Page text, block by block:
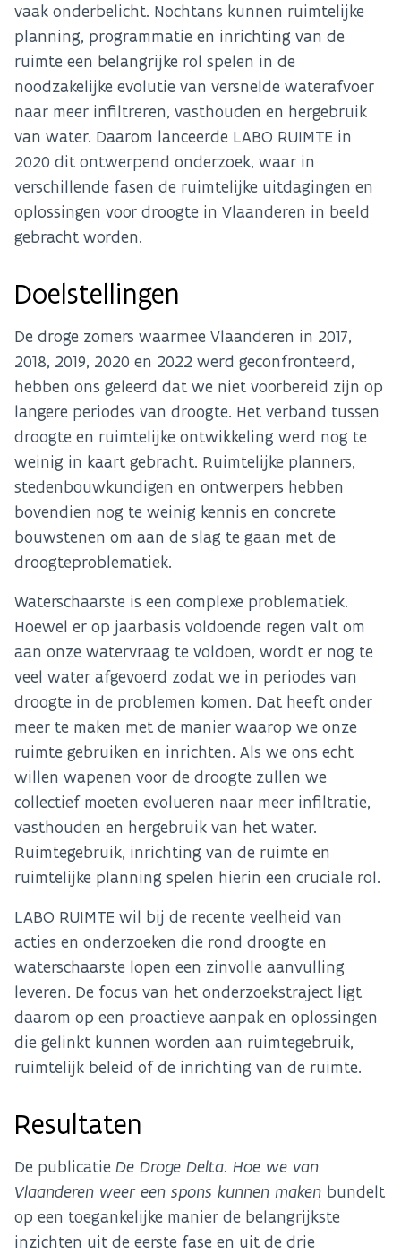
vaak onderbelicht. Nochtans kunnen ruimtelijke
planning, programmatie en inrichting van de
ruimte een belangrijke rol spelen in de
noodzakelijke evolutie van versnelde waterafvoer
naar meer infiltreren, vasthouden en hergebruik
van water. Daarom lanceerde LABO RUIMTE in
2020 dit ontwerpend onderzoek, waar in
verschillende fasen de ruimtelijke uitdagingen en
oplossingen voor droogte in Vlaanderen in beeld
gebracht worden.
Doelstellingen
De droge zomers waarmee Vlaanderen in 2017,
2018, 2019, 2020 en 2022 werd geconfronteerd,
hebben ons geleerd dat we niet voorbereid zijn op
langere periodes van droogte. Het verband tussen
droogte en ruimtelijke ontwikkeling werd nog te
weinig in kaart gebracht. Ruimtelijke planners,
stedenbouwkundigen en ontwerpers hebben
bovendien nog te weinig kennis en concrete
bouwstenen om aan de slag te gaan met de
droogteproblematiek.
Waterschaarste is een complexe problematiek.
Hoewel er op jaarbasis voldoende regen valt om
aan onze watervraag te voldoen, wordt er nog te
veel water afgevoerd zodat we in periodes van
droogte in de problemen komen. Dat heeft onder
meer te maken met de manier waarop we onze
ruimte gebruiken en inrichten. Als we ons echt
willen wapenen voor de droogte zullen we
collectief moeten evolueren naar meer infiltratie,
vasthouden en hergebruik van het water.
Ruimtegebruik, inrichting van de ruimte en
ruimtelijke planning spelen hierin een cruciale rol.
LABO RUIMTE wil bij de recente veelheid van
acties en onderzoeken die rond droogte en
waterschaarste lopen een zinvolle aanvulling
leveren. De focus van het onderzoekstraject ligt
daarom op een proactieve aanpak en oplossingen
die gelinkt kunnen worden aan ruimtegebruik,
ruimtelijk beleid of de inrichting van de ruimte.
Resultaten
De publicatie De Droge Delta. Hoe we van
Vlaanderen weer een spons kunnen maken bundelt
op een toegankelijke manier de belangrijkste
inzichten uit de eerste fase en uit de drie